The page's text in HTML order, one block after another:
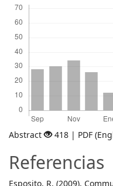
Abstract 418 | PDF
Referencias
Esposito, R. (2009).